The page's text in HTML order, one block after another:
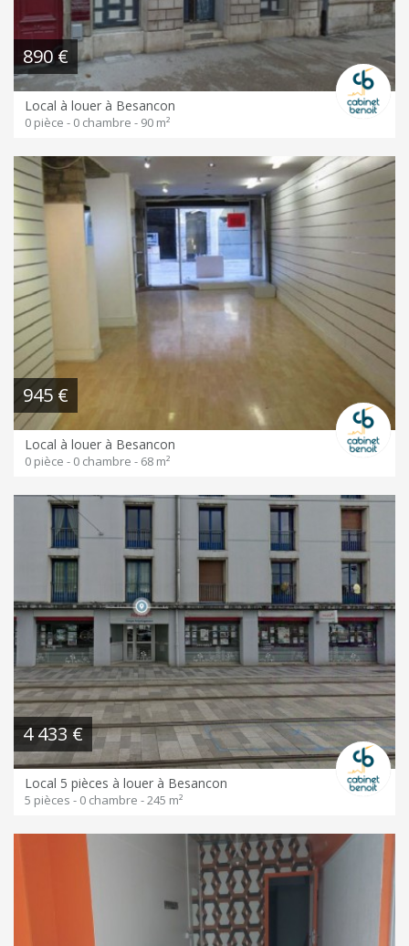
890 €
Local à louer à Besancon
0 pièce - 0 chambre - 90 m²
945 €
Local à louer à Besancon
0 pièce - 0 chambre - 68 m²
4 433 €
Local 5 pièces à louer à Besancon
5 pièces - 0 chambre - 245 m²